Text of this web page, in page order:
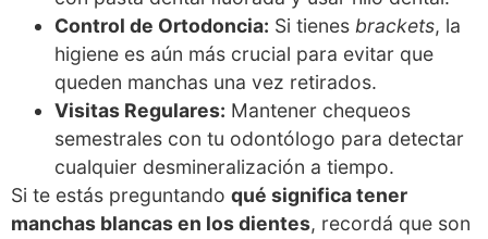
Control de Ortodoncia: Si tienes brackets, la
higiene es aún más crucial para evitar que
queden manchas una vez retirados.
Visitas Regulares: Mantener chequeos
semestrales con tu odontólogo para detectar
cualquier desmineralización a tiempo.
Si te estás preguntando qué significa tener
manchas blancas en los dientes, recordá que son